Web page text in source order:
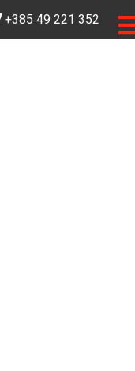
+385 49 221 352